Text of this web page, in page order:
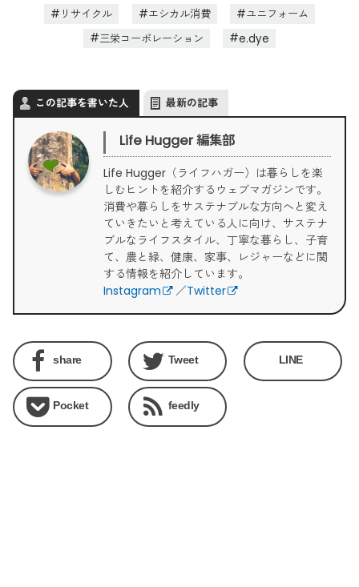
リサイクル
エシカル消費
ユニフォーム
三栄コーポレーション
e.dye
この記事を書いた人 最新の記事
Life Hugger 編集部
Life Hugger（ライフハガー）は暮らしを楽
しむヒントを紹介するウェブマガジンです。
消費や暮らしをサステナブルな方向へと変え
ていきたいと考えている人に向け、サステナ
ブルなライフスタイル、丁寧な暮らし、子育
て、農と緑、健康、家事、レジャーなどに関
する情報を紹介しています。
Instagram
／Twitter
share Tweet LINE
Pocket feedly